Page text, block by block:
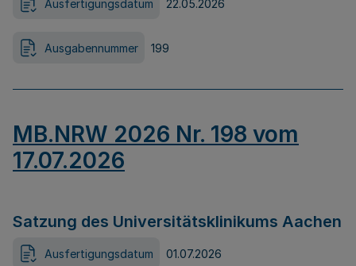
Ausfertigungsdatum 22.05.2026
Ausgabennummer 199
MB.NRW 2026 Nr. 198 vom
17.07.2026
Satzung des Universitätsklinikums Aachen
Ausfertigungsdatum 01.07.2026